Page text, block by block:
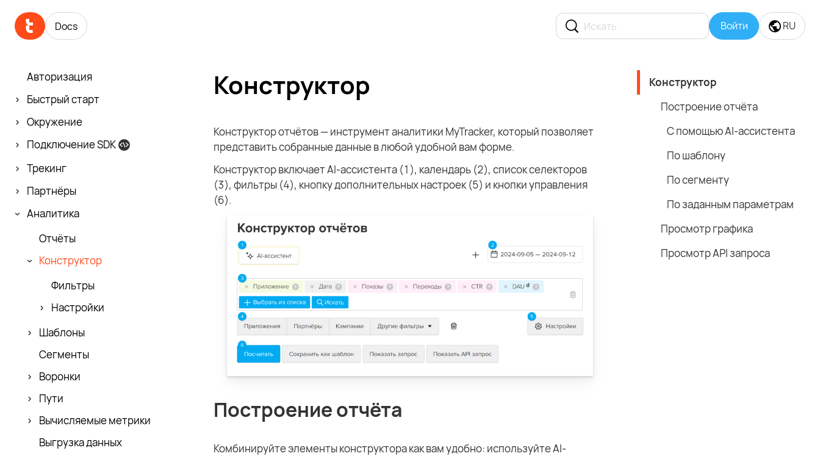
Docs Войти RU
Авторизация
Быстрый старт
Окружение
Подключение SDK
Трекинг
Партнёры
Аналитика
Отчёты
Конструктор
Фильтры
Настройки
Шаблоны
Сегменты
Воронки
Пути
Вычисляемые метрики
Выгрузка данных
Конструктор
Конструктор отчётов — инструмент аналитики MyTracker, который позволяет
представить собранные данные в любой удобной вам форме.
Конструктор включает AI-ассистента (1), календарь (2), список селекторов
(3), фильтры (4), кнопку дополнительных настроек (5) и кнопки управления
(6).
Построение отчёта
Комбинируйте элементы конструктора как вам удобно: используйте AI-
Конструктор
Построение отчёта
С помощью AI-ассистента
По шаблону
По сегменту
По заданным параметрам
Просмотр графика
Просмотр API запроса